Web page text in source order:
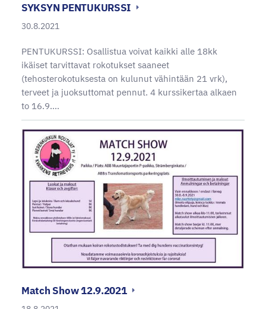
SYKSYN PENTUKURSSI
30.8.2021
PENTUKURSSI: Osallistua voivat kaikki alle 18kk
ikäiset tarvittavat rokotukset saaneet
(tehosterokotuksesta on kulunut vähintään 21 vrk),
terveet ja juoksuttomat pennut. 4 kurssikertaa alkaen
to 16.9.…
Match Show 12.9.2021